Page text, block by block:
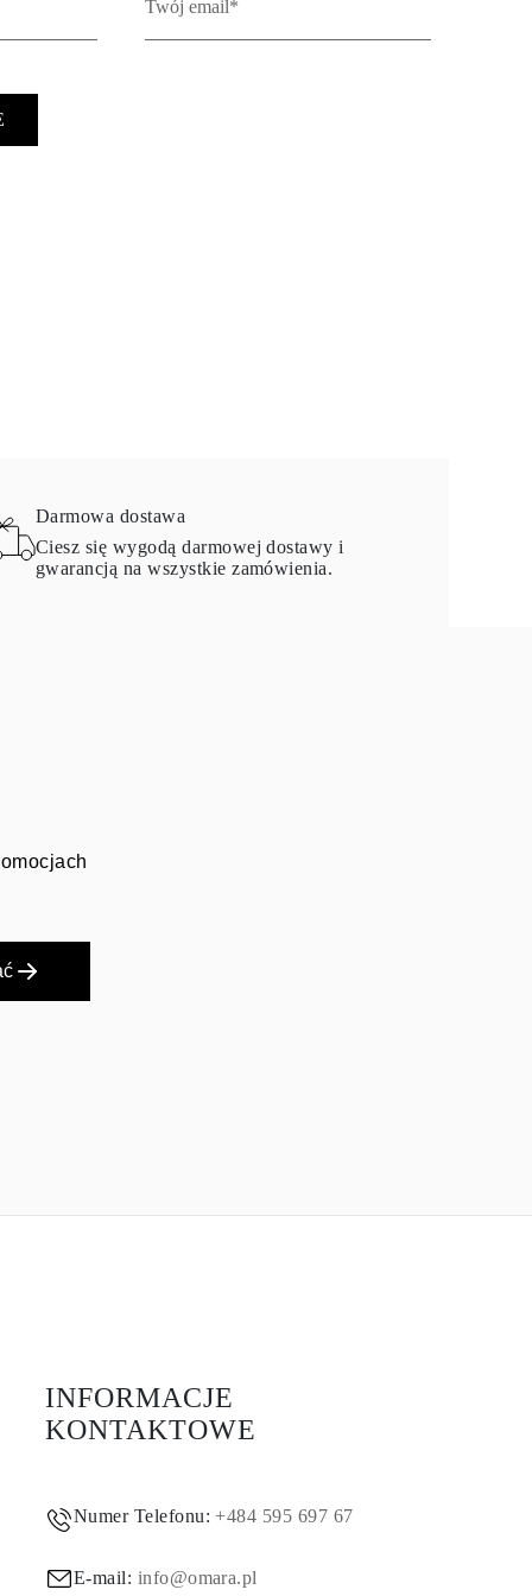
Darmowa dostawa
Ciesz się wygodą darmowej dostawy i
gwarancją na wszystkie zamówienia.
INFORMACJE
KONTAKTOWE
Numer Telefonu:+484 595 697 67
E-mail: info@omara.pl